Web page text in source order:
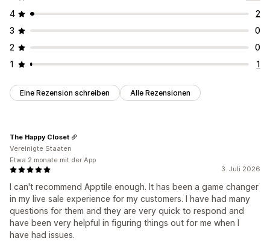
4
2
3
0
2
0
1
1
Eine Rezension schreiben Alle Rezensionen
3. Juli 2026
I can't recommend Apptile enough. It has been a game changer
in my live sale experience for my customers. I have had many
questions for them and they are very quick to respond and
have been very helpful in figuring things out for me when I
have had issues.
The Happy Closet
Vereinigte Staaten
Etwa 2 monate mit der App